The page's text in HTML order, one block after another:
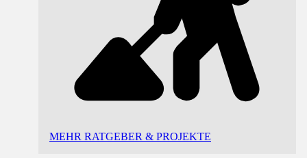
MEHR RATGEBER & PROJEKTE